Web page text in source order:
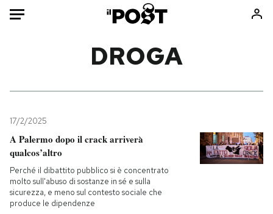
Mondo
Politica
Tecnologia
Internet
Scienza
Cultura
Consumismi
Ok Boomer!
Media
DROGA
17/2/2025
A Palermo dopo il crack arriverà
qualcos’altro
Perché il dibattito pubblico si è concentrato
molto sull'abuso di sostanze in sé e sulla
sicurezza, e meno sul contesto sociale che
produce le dipendenze